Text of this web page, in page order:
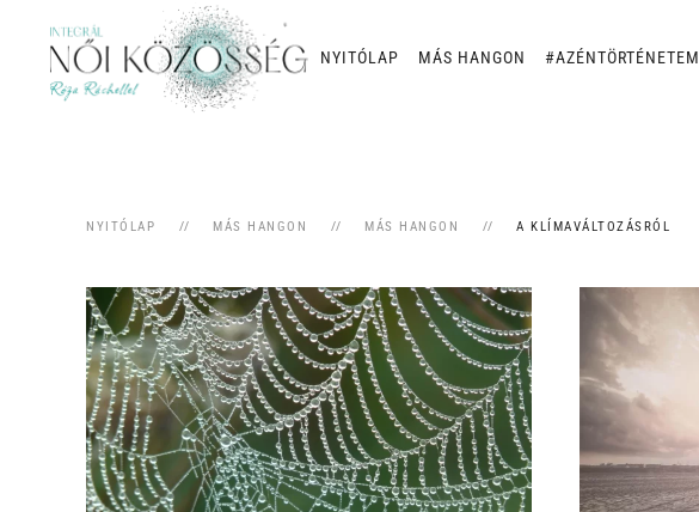
Skip to main content NYITÓLAP MÁS HANGON #AZÉNTÖRTÉNETEM
NYITÓLAP MÁS HANGON MÁS HANGON A KLÍMAVÁLTOZÁSRÓL